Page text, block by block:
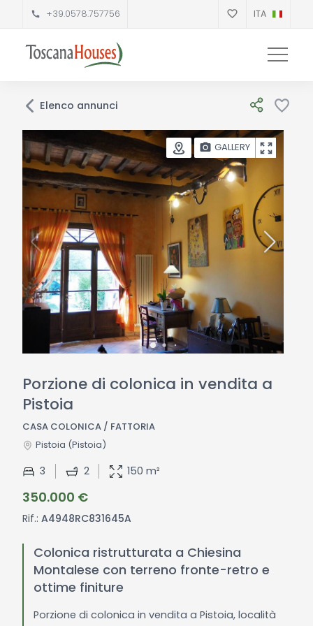
+39.0578.757756 ITA
Elenco annunci
GALLERY
Porzione di colonica in vendita a
Pistoia
Pistoia (Pistoia)
CASA COLONICA / FATTORIA
350.000 €
Rif.: A4948RC831645A
3 2 150 m²
Colonica ristrutturata a Chiesina
Montalese con terreno fronte-retro e
ottime finiture
Porzione di colonica in vendita a Pistoia, località